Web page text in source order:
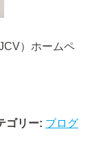
）ホームペ
ゴリー: ブログ